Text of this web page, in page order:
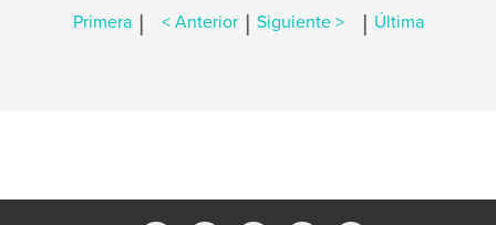
Primera | < Anterior | Siguiente > | Última